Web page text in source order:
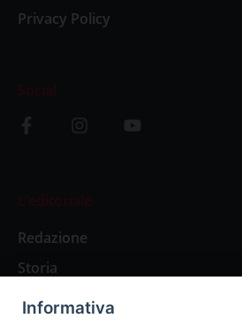
Privacy Policy
Social
L’editoriale
Redazione
Storia
Informativa